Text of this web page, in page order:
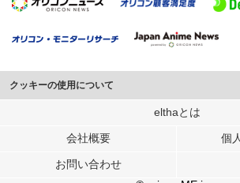
クッキーの使用について
このサイトでは Cookie を使用して、ユーザーに合わ
行っています。
メディアや広告配信、データ解析の各パートナーに提
elthaとは
会社概要 個
お問い合わせ